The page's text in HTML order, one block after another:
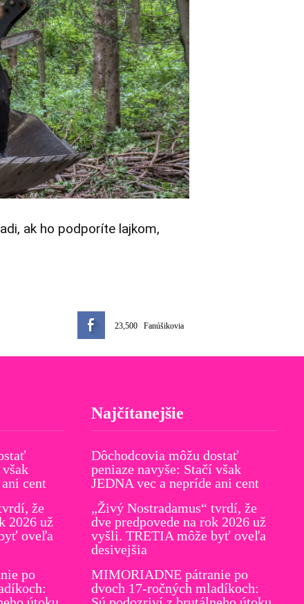
ak ho podporíte lajkom,
23,500 Fanúšikovia
cent
že
2026 už
oveľa
po
Najčítanejšie
Dôchodcovia môžu dostať
peniaze navyše: Stačí však
JEDNA vec a nepríde ani cent
„Živý Nostradamus“ tvrdí, že
dve predpovede na rok 2026 už
vyšli. TRETIA môže byť oveľa
desivejšia
MIMORIADNE pátranie po
dvoch 17-ročných mladíkoch: